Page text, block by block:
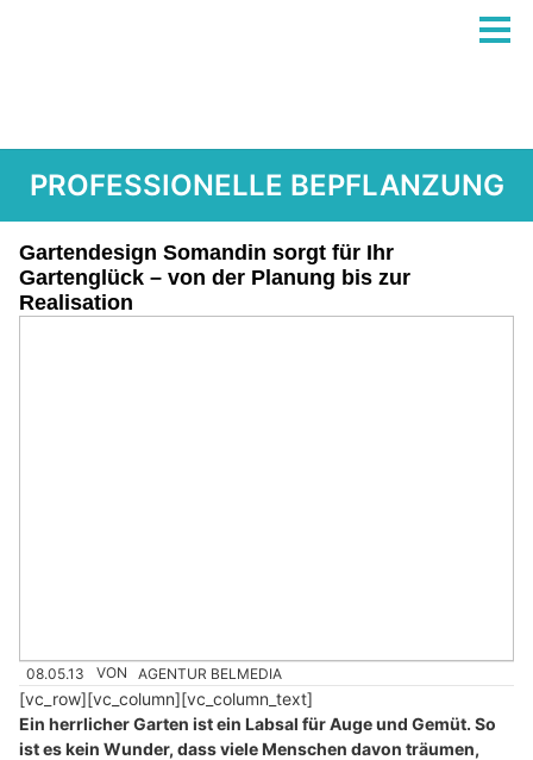
PROFESSIONELLE BEPFLANZUNG
Gartendesign Somandin sorgt für Ihr
Gartenglück – von der Planung bis zur
Realisation
08.05.13 VON AGENTUR BELMEDIA
[vc_row][vc_column][vc_column_text]
Ein herrlicher Garten ist ein Labsal für Auge und Gemüt. So
ist es kein Wunder, dass viele Menschen davon träumen,